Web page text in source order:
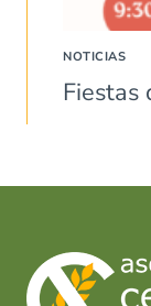
NOTICIAS
Fiestas